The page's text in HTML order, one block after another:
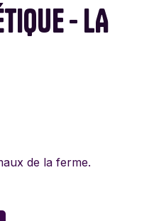
- LA
de la ferme.